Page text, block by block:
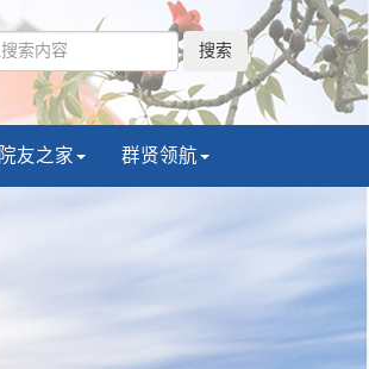
搜索
院友之家 群贤领航